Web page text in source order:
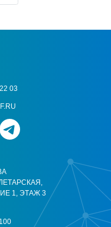
1, ЭТАЖ 3
03